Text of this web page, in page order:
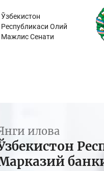
Ўзбекистон
Республикаси Олий
Мажлис Сенати
илова